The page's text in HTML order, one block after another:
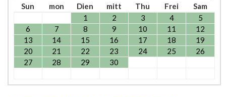
Sun
mon Dien mitt Thu Frei
Sam
1
2 3 4
5
6
7 8 9 10 11
12
13
14 15 16 17 18
19
20
21 22 23 24 25
26
27
28 29 30